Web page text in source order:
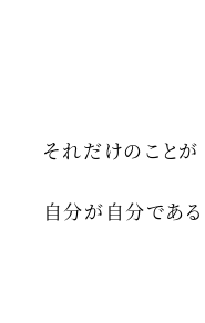
それだけのことが
自分が自分である